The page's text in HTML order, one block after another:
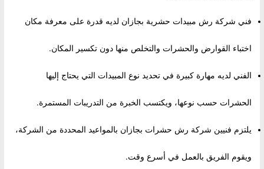
فني شركة رش مبيدات حشرية بجازان لديه قدرة على معرفة مكان
اختباء القوارض والحشرات والتخلص منها دون تكسير المكان.
الفني لديه مهارة كبيرة في تحديد نوع المبيدات التي يحتاج إليها
الحشرات حسب نوعها، ويكتسب الخبرة من التدريبات المستمرة.
يلتزم فنيين شركة رش حشرات بجازان بالمواعيد المحددة من الشركة،
ويقوم الفريق بالعمل في أسرع وقت.